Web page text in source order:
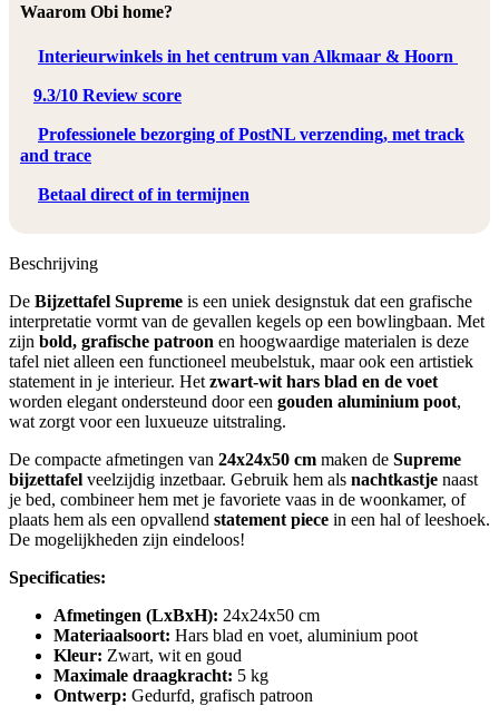
Waarom Obi home?
Interieurwinkels in het centrum van Alkmaar & Hoorn
9.3/10 Review score
Professionele bezorging of PostNL verzending, met track
and trace
Betaal direct of in termijnen
Beschrijving
De Bijzettafel Supreme is een uniek designstuk dat een grafische
interpretatie vormt van de gevallen kegels op een bowlingbaan. Met
zijn bold, grafische patroon en hoogwaardige materialen is deze
tafel niet alleen een functioneel meubelstuk, maar ook een artistiek
statement in je interieur. Het zwart-wit hars blad en de voet
worden elegant ondersteund door een gouden aluminium poot,
wat zorgt voor een luxueuze uitstraling.
De compacte afmetingen van 24x24x50 cm maken de Supreme
bijzettafel veelzijdig inzetbaar. Gebruik hem als nachtkastje naast
je bed, combineer hem met je favoriete vaas in de woonkamer, of
plaats hem als een opvallend statement piece in een hal of leeshoek.
De mogelijkheden zijn eindeloos!
Specificaties:
Afmetingen (LxBxH): 24x24x50 cm
Materiaalsoort: Hars blad en voet, aluminium poot
Kleur: Zwart, wit en goud
Maximale draagkracht: 5 kg
Ontwerp: Gedurfd, grafisch patroon